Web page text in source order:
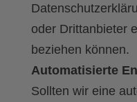
oder Drittanbieter
beziehen können.
Automatisierte
Sollten wir eine